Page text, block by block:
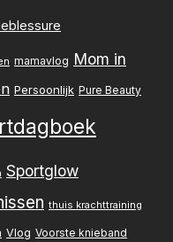
mamavlog Mom in
Persoonlijk Pure Beauty
Sportglow
thuis krachttraining
Vlog Voorste knieband